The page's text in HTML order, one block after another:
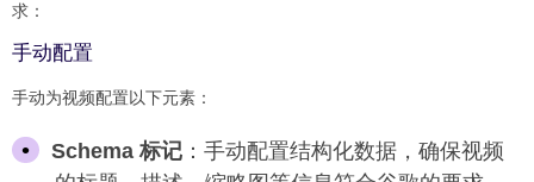
求：
手动配置
手动为视频配置以下元素：
Schema 标记 ：手动配置结构化数据，确保视频